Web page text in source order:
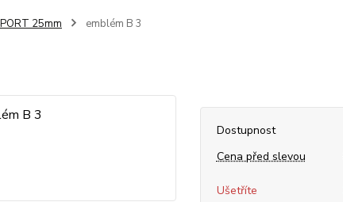
25mm emblém B 3
Dostupnost
Cena před slevou
Ušetříte